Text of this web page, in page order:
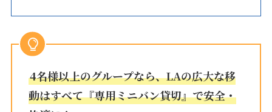
4名様以上のグループなら、LAの広大な移
動はすべて『専用ミニバン貸切』で安全・